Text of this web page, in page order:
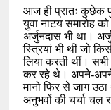
आज ही प्रातः कुछेक
युवा नाटय समारोह
अर्जुनदास भी था।
स्त्रियां भी थीं जो
लिया करती थीं।
कर रहे थे। अपने-
मानो फिर से जाग
अनुभवों की चर्चा चल